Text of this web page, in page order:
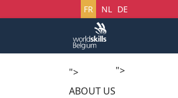
Sélectionnez votre langue
FR NL DE
">
">
ABOUT US